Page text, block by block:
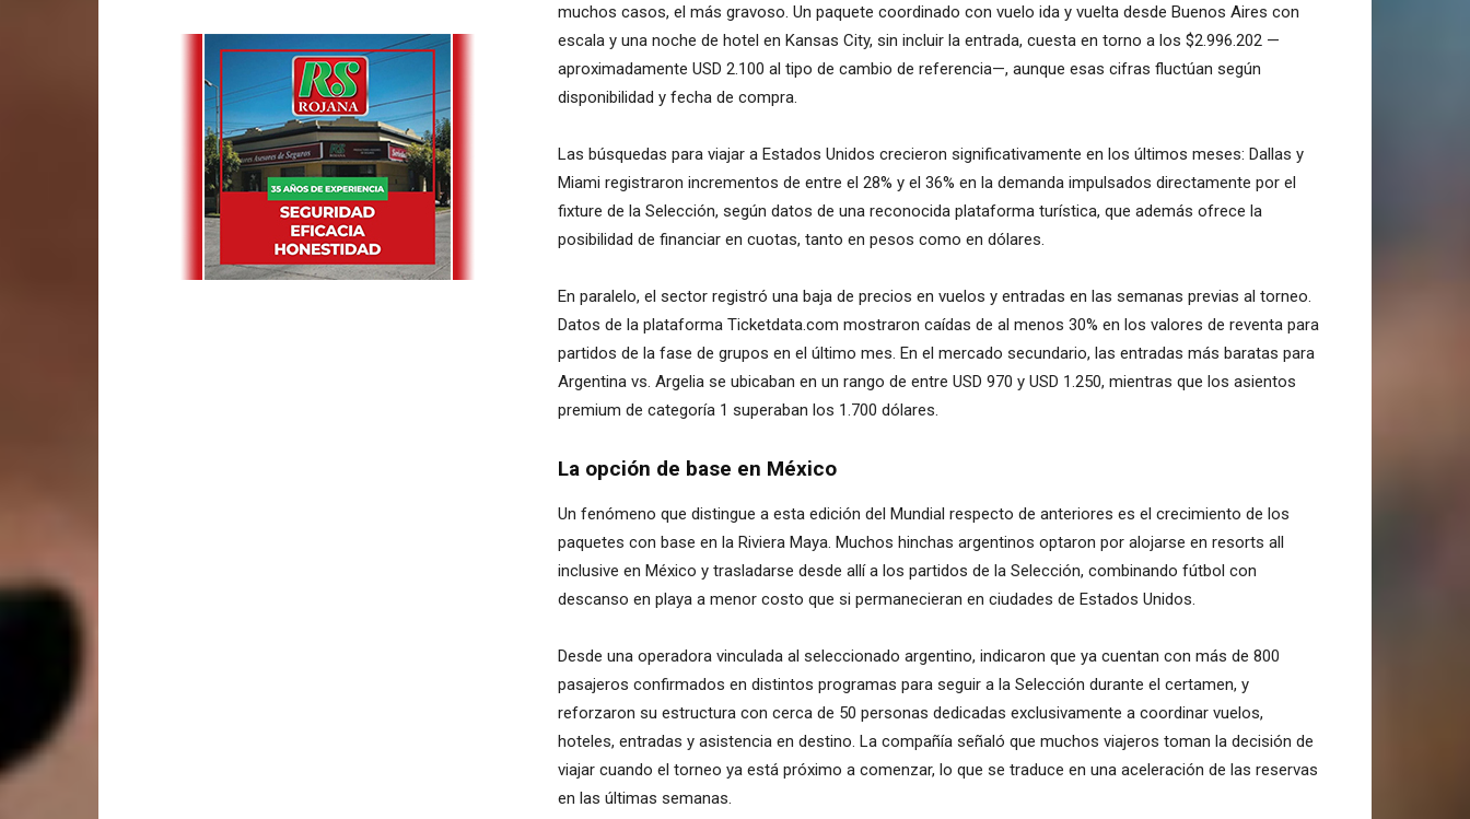
muchos casos, el más gravoso. Un paquete coordinado con vuelo ida y vuelta desde Buenos Aires con
escala y una noche de hotel en Kansas City, sin incluir la entrada, cuesta en torno a los $2.996.202 —
aproximadamente USD 2.100 al tipo de cambio de referencia—, aunque esas cifras fluctúan según
disponibilidad y fecha de compra.
Las búsquedas para viajar a Estados Unidos crecieron significativamente en los últimos meses: Dallas y
Miami registraron incrementos de entre el 28% y el 36% en la demanda impulsados directamente por el
fixture de la Selección, según datos de una reconocida plataforma turística, que además ofrece la
posibilidad de financiar en cuotas, tanto en pesos como en dólares.
En paralelo, el sector registró una baja de precios en vuelos y entradas en las semanas previas al torneo.
Datos de la plataforma Ticketdata.com mostraron caídas de al menos 30% en los valores de reventa para
partidos de la fase de grupos en el último mes. En el mercado secundario, las entradas más baratas para
Argentina vs. Argelia se ubicaban en un rango de entre USD 970 y USD 1.250, mientras que los asientos
premium de categoría 1 superaban los 1.700 dólares.
La opción de base en México
Un fenómeno que distingue a esta edición del Mundial respecto de anteriores es el crecimiento de los
paquetes con base en la Riviera Maya. Muchos hinchas argentinos optaron por alojarse en resorts all
inclusive en México y trasladarse desde allí a los partidos de la Selección, combinando fútbol con
descanso en playa a menor costo que si permanecieran en ciudades de Estados Unidos.
Desde una operadora vinculada al seleccionado argentino, indicaron que ya cuentan con más de 800
pasajeros confirmados en distintos programas para seguir a la Selección durante el certamen, y
reforzaron su estructura con cerca de 50 personas dedicadas exclusivamente a coordinar vuelos,
hoteles, entradas y asistencia en destino. La compañía señaló que muchos viajeros toman la decisión de
viajar cuando el torneo ya está próximo a comenzar, lo que se traduce en una aceleración de las reservas
en las últimas semanas.